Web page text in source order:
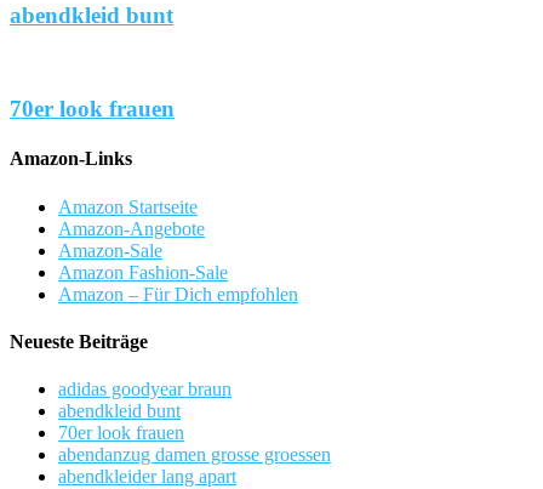
abendkleid bunt
70er look frauen
Amazon-Links
Amazon Startseite
Amazon-Angebote
Amazon-Sale
Amazon Fashion-Sale
Amazon – Für Dich empfohlen
Neueste Beiträge
adidas goodyear braun
abendkleid bunt
70er look frauen
abendanzug damen grosse groessen
abendkleider lang apart